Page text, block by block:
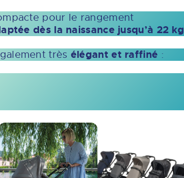
pour le rangement
dès la naissance jusqu’à 22 kg
très élégant et raffiné :